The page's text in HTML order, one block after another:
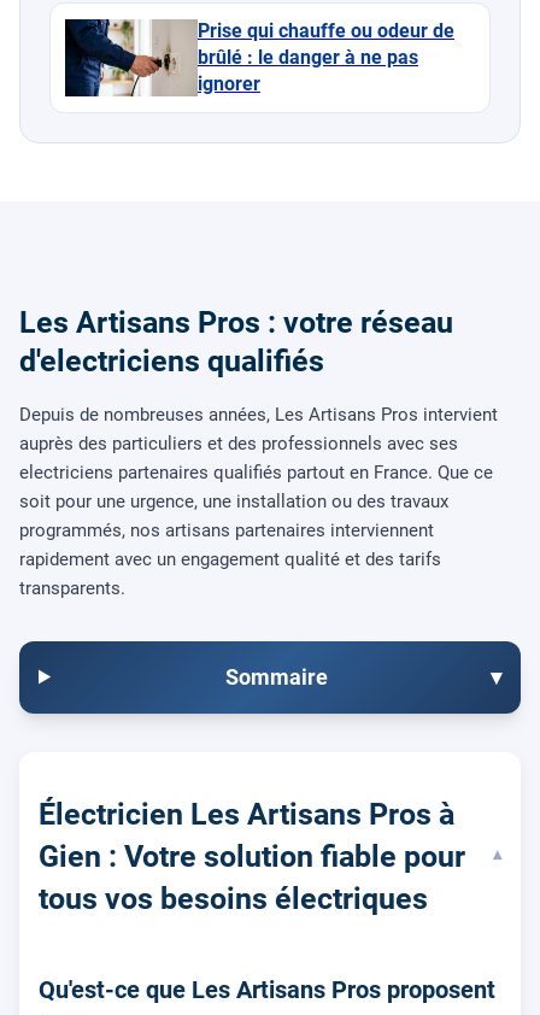
Prise qui chauffe ou odeur de
brûlé : le danger à ne pas
ignorer
Les Artisans Pros : votre réseau
d'electriciens qualifiés
Depuis de nombreuses années, Les Artisans Pros intervient
auprès des particuliers et des professionnels avec ses
electriciens partenaires qualifiés partout en France. Que ce
soit pour une urgence, une installation ou des travaux
programmés, nos artisans partenaires interviennent
rapidement avec un engagement qualité et des tarifs
transparents.
Sommaire ▾
Électricien Les Artisans Pros à
Gien : Votre solution fiable pour
tous vos besoins électriques
▾
Qu'est-ce que Les Artisans Pros proposent